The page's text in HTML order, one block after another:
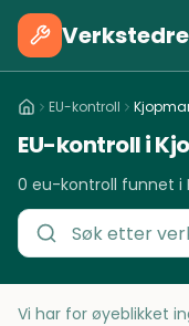
EU-kontroll
EU-kontroll i
0 eu-kontroll funnet i
Vi har for øyeblikket